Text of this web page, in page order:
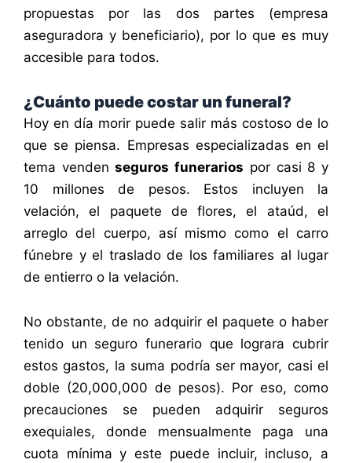
propuestas por las dos partes (empresa
aseguradora y beneficiario), por lo que es muy
accesible para todos.
¿Cuánto puede costar un funeral?
Hoy en día morir puede salir más costoso de lo
que se piensa. Empresas especializadas en el
tema vendenseguros funerarios por casi 8 y
10 millones de pesos. Estos incluyen la
velación, el paquete de flores, el ataúd, el
arreglo del cuerpo, así mismo como el carro
fúnebre y el traslado de los familiares al lugar
de entierro o la velación.
No obstante, de no adquirir el paquete o haber
tenido un seguro funerario que lograra cubrir
estos gastos, la suma podría ser mayor, casi el
doble (20,000,000 de pesos). Por eso, como
precauciones se pueden adquirir seguros
exequiales, donde mensualmente paga una
cuota mínima y este puede incluir, incluso, a